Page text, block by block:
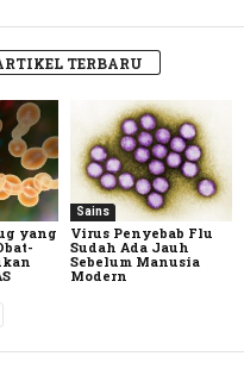
TERBARU
yang
Sains
Virus Penyebab Flu
Sudah Ada Jauh
Sebelum Manusia
Modern